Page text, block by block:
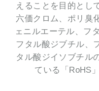
えることを目的とし
六価クロム、ポリ臭
ェニルエーテル、フ
フタル酸ジブチル、
タル酸ジイソブチル
ている「RoHS